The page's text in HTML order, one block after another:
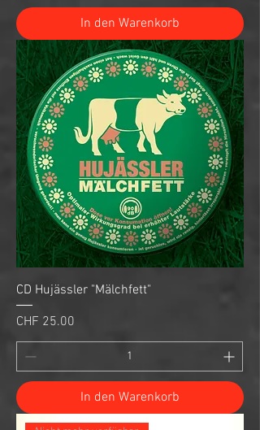
In den Warenkorb
CD Hujässler "Mälchfett"
Preis
CHF 25.00
In den Warenkorb